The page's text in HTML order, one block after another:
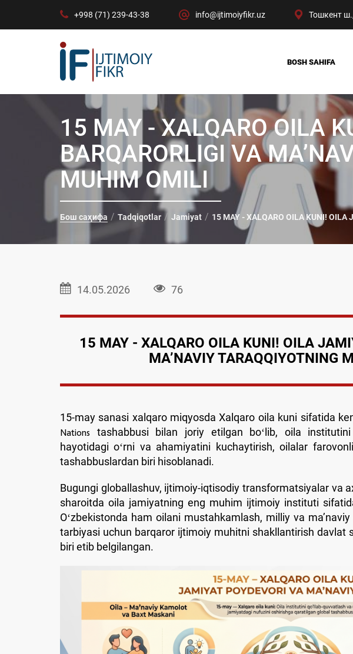
+998 (71) 239-43-38 info@ijtimoiyfikr.uz Тошкент
BOSH SAHIFA
15 MAY - XALQARO OILA
BARQARORLIGI VA
MUHIM OMILI
Бош саҳифа Tadqiqotlar Jamiyat 15 MAY - XALQARO OILA KUNI! OILA
14.05.2026 76
15 MAY - XALQARO OILA KUNI! OILA
MAʼNAVIY TARAQQIYOTNING
15-may sanasi xalqaro miqyosda Xalqaro oila kuni sifatida
Nations
tashabbusi bilan joriy etilgan boʻlib, oila
hayotidagi oʻrni va ahamiyatini kuchaytirish, oilalar
tashabbuslardan biri hisoblanadi.
Bugungi globallashuv, ijtimoiy-iqtisodiy transformatsiyalar va
sharoitda oila jamiyatning eng muhim ijtimoiy instituti
Oʻzbekistonda ham oilani mustahkamlash, milliy va
tarbiyasi uchun barqaror ijtimoiy muhitni shakllantirish davlat
biri etib belgilangan.